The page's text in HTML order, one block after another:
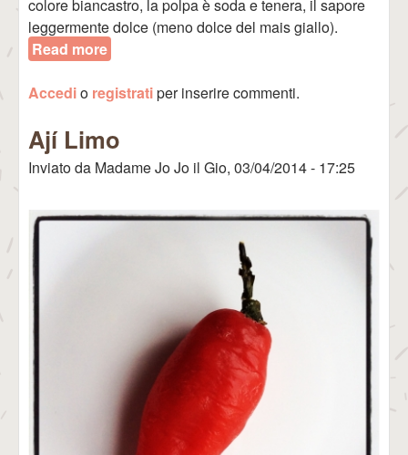
colore biancastro, la polpa è soda e tenera, il sapore
leggermente dolce (meno dolce del mais giallo).
Read more
Accedio registratiper inserire commenti.
Ají Limo
Inviato da Madame Jo Jo il Gio, 03/04/2014 - 17:25